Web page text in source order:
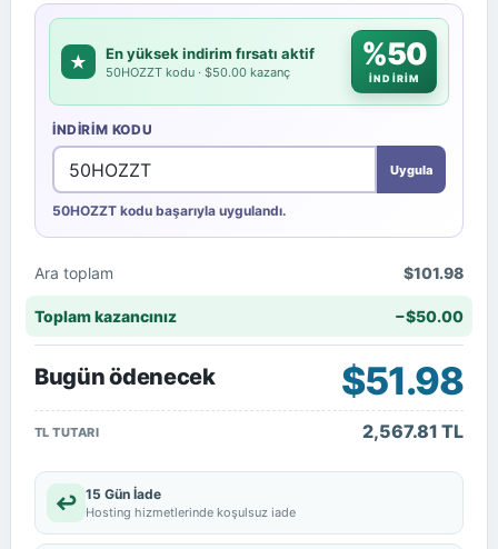
★ En yüksek indirim fırsatı aktif
50HOZZT kodu · $50.00 kazanç %50
İNDİRİM
İNDIRIM KODU
Uygula
50HOZZT kodu başarıyla uygulandı.
Ara toplam $101.98
Toplam kazancınız −$50.00
Bugün ödenecek $51.98
TL TUTARI 2,567.81 TL
↩ 15 Gün İade
Hosting hizmetlerinde koşulsuz iade